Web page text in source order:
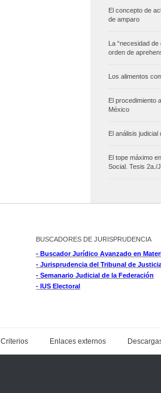
El concepto de
de amparo
La “necesidad
orden de
Los alimentos
El procedimiento
México
El análisis
El tope máximo
Social. Tesis 2a./
BUSCADORES DE JURISPRUDENCIA
- Buscador Jurídico Avanzado en
- Jurisprudencia del Tribunal de
- Semanario Judicial de la Federación
- IUS Electoral
Criterios Enlaces externos